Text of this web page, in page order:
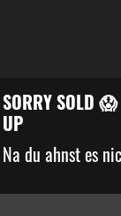
SORRY SOLD
UP
Na du ahnst es